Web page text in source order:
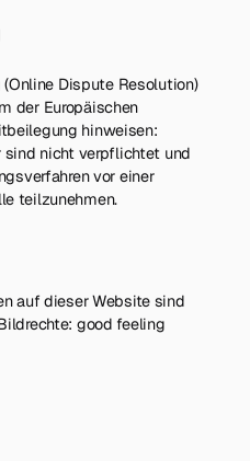
(Online Dispute Resolution)
der Europäischen
hinweisen:
sind nicht verpflichtet und
vor einer
teilzunehmen.
auf dieser Website sind
good feeling